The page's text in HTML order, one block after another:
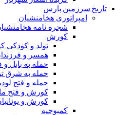
تاریخ سرزمین پارس
امپراتوری هخامنشیان
شجره نامه
کورش
تولد و
همسر و
حمله به بابل
حمله به
حمله و فتح
کورش و فتح
کورش و
کمبوجیه